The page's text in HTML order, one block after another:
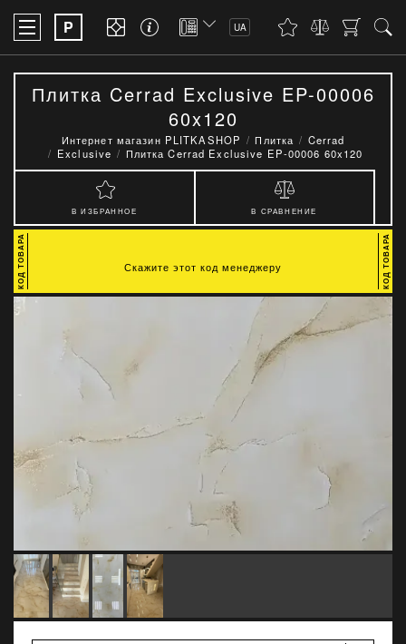
P UA
Плитка Cerrad Exclusive EP-00006
60x120
Интернет магазин PLITKASHOP Плитка
Cerrad
Exclusive
Плитка Cerrad Exclusive EP-00006 60x120
В ИЗБРАННОЕ В СРАВНЕНИЕ
Скажите этот код менеджеру